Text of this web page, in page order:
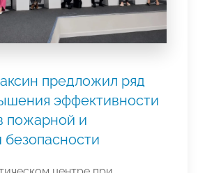
предложил ряд
эффективности
пожарной и
безопасности